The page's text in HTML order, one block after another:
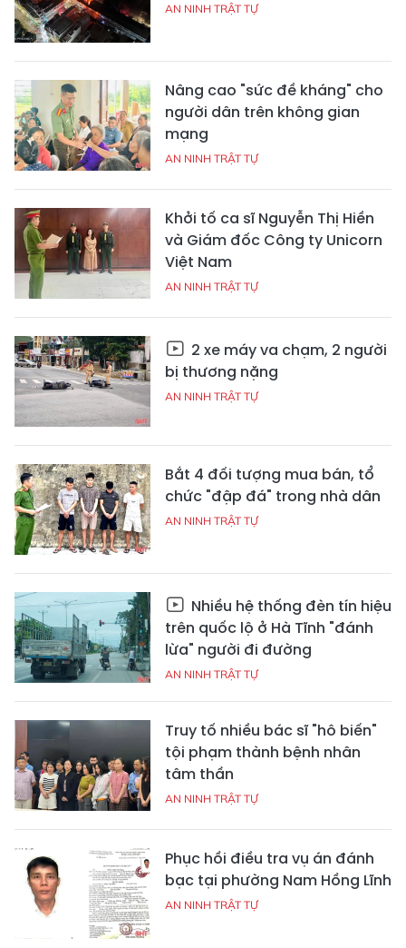
AN NINH TRẬT TỰ
Nâng cao "sức đề kháng" cho
người dân trên không gian
mạng
AN NINH TRẬT TỰ
Khởi tố ca sĩ Nguyễn Thị Hiền
và Giám đốc Công ty Unicorn
Việt Nam
AN NINH TRẬT TỰ
2 xe máy va chạm, 2 người
bị thương nặng
AN NINH TRẬT TỰ
Bắt 4 đối tượng mua bán, tổ
chức "đập đá" trong nhà dân
AN NINH TRẬT TỰ
Nhiều hệ thống đèn tín hiệu
trên quốc lộ ở Hà Tĩnh "đánh
lừa" người đi đường
AN NINH TRẬT TỰ
Truy tố nhiều bác sĩ "hô biến"
tội phạm thành bệnh nhân
tâm thần
AN NINH TRẬT TỰ
Phục hồi điều tra vụ án đánh
bạc tại phường Nam Hồng Lĩnh
AN NINH TRẬT TỰ